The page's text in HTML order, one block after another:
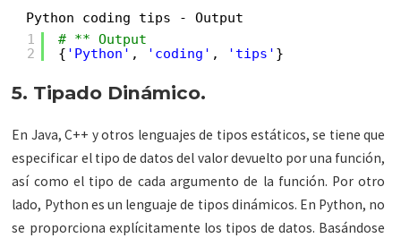
Python coding tips - Output
1
2
# ** Output
{ 'Python' , 'coding' , 'tips' }
5. Tipado Dinámico.
En Java, C++ y otros lenguajes de tipos estáticos, se tiene que
especificar el tipo de datos del valor devuelto por una función,
así como el tipo de cada argumento de la función. Por otro
lado, Python es un lenguaje de tipos dinámicos. En Python, no
se proporciona explícitamente los tipos de datos. Basándose